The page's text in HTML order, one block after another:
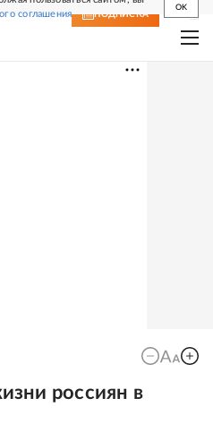
соглашения
OK
ПОДПИСКА
россиян в